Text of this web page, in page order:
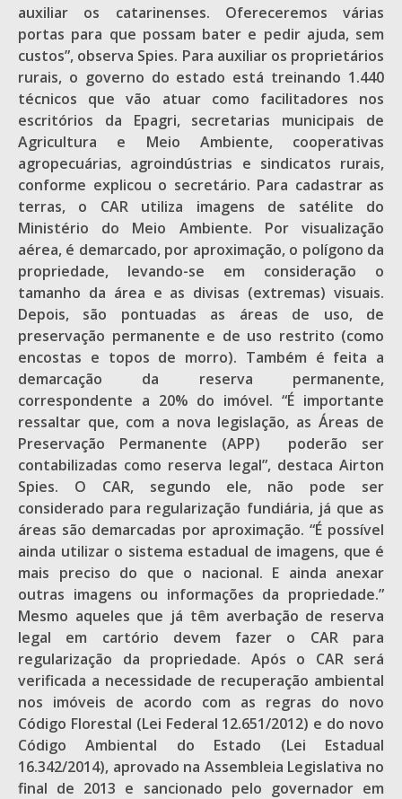
auxiliar os catarinenses. Ofereceremos várias
portas para que possam bater e pedir ajuda, sem
custos”, observa Spies. Para auxiliar os proprietários
rurais, o governo do estado está treinando 1.440
técnicos que vão atuar como facilitadores nos
escritórios da Epagri, secretarias municipais de
Agricultura e Meio Ambiente, cooperativas
agropecuárias, agroindústrias e sindicatos rurais,
conforme explicou o secretário. Para cadastrar as
terras, o CAR utiliza imagens de satélite do
Ministério do Meio Ambiente. Por visualização
aérea, é demarcado, por aproximação, o polígono da
propriedade, levando-se em consideração o
tamanho da área e as divisas (extremas) visuais.
Depois, são pontuadas as áreas de uso, de
preservação permanente e de uso restrito (como
encostas e topos de morro). Também é feita a
demarcação da reserva permanente,
correspondente a 20% do imóvel. “É importante
ressaltar que, com a nova legislação, as Áreas de
Preservação Permanente (APP) poderão ser
contabilizadas como reserva legal”, destaca Airton
Spies. O CAR, segundo ele, não pode ser
considerado para regularização fundiária, já que as
áreas são demarcadas por aproximação. “É possível
ainda utilizar o sistema estadual de imagens, que é
mais preciso do que o nacional. E ainda anexar
outras imagens ou informações da propriedade.”
Mesmo aqueles que já têm averbação de reserva
legal em cartório devem fazer o CAR para
regularização da propriedade. Após o CAR será
verificada a necessidade de recuperação ambiental
nos imóveis de acordo com as regras do novo
Código Florestal (Lei Federal 12.651/2012) e do novo
Código Ambiental do Estado (Lei Estadual
16.342/2014), aprovado na Assembleia Legislativa no
final de 2013 e sancionado pelo governador em